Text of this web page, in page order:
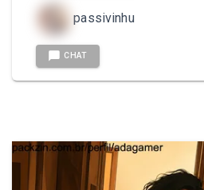
passivinhu
CHAT